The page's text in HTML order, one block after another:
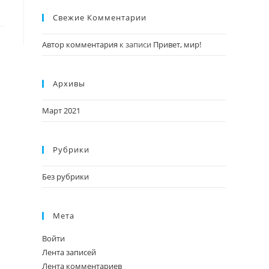
Свежие Комментарии
Автор комментария к записи Привет, мир!
Архивы
Март 2021
Рубрики
Без рубрики
Мета
Войти
Лента записей
Лента комментариев